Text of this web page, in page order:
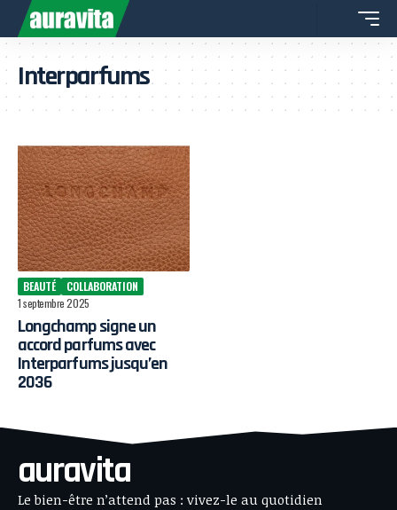
Interparfums
BEAUTÉ
COLLABORATION
1 septembre 2025
Longchamp signe un
accord parfums avec
Interparfums jusqu’en
2036
auravita
Le bien-être n’attend pas : vivez-le au quotidien